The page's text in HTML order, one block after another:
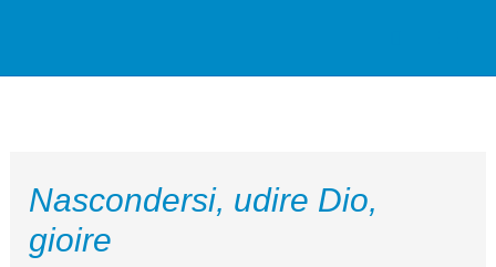
Nascondersi, udire Dio,
gioire